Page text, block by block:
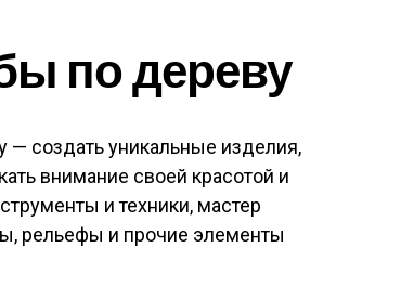
по дереву
— создать уникальные изделия,
внимание своей красотой и
и техники, мастер
рельефы и прочие элементы